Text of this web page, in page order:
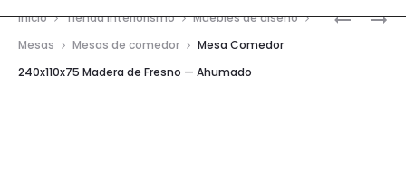
MESA
MESA
Inicio Tienda interiorismo
Muebles de diseño
Mesas
Mesas de comedor
Mesa Comedor
240x110x75 Madera de Fresno — Ahumado